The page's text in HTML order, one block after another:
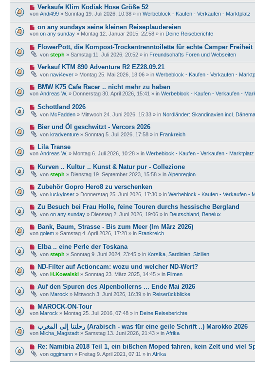
a
t
a
g
e
B
e
t
a
g
N
e
u
e
B
e
t
r
a
Verkaufe Klim Kodiak Hose Größe 52
von Andi499 » Sonntag 19. Juli 2026, 10:38 » in Werbeblock - Kaufen - Verkaufen - Marktplatz
N
e
u
e
B
e
t
r
a
g
on any sundays seine kleinen Reiseplaudereien
von on any sunday » Montag 12. Januar 2015, 22:58 » in Deine Reiseberichte
N
u
e
B
e
t
a
g
FlowerPott, die Kompost-Trockentrenntoilette für echte Camper Freiheit
von steph » Samstag 11. Juli 2026, 20:52 » in Freundschafts Foren und Webseiten
N
u
e
B
e
t
r
a
g
Verkauf KTM 890 Adventure R2 EZ28.09.21
von navi4ever » Montag 25. Mai 2026, 18:06 » in Werbeblock - Kaufen - Verkaufen -
N
e
u
e
B
e
t
r
a
g
BMW K75 Cafe Racer .. nicht mehr zu haben
von Andreas W. » Donnerstag 30. April 2026, 15:41 » in Werbeblock - Kaufen - Verkaufen -
N
u
e
B
e
t
a
g
Schottland 2026
von McFadden » Mittwoch 24. Juni 2026, 15:33 » in Nordländer: Skandinavien incl.
N
u
e
B
e
t
r
a
g
Bier und Öl geschwitzt - Vercors 2026
von kradventure » Sonntag 5. Juli 2026, 17:58 » in Frankreich
N
e
u
e
B
e
t
r
a
g
Lila Transe
von Andreas W. » Montag 6. Juli 2026, 10:28 » in Werbeblock - Kaufen - Verkaufen - Marktplatz
N
u
e
B
e
t
r
a
g
Kurven .. Kultur .. Kunst & Natur pur - Collezione
von steph » Dienstag 19. September 2023, 15:58 » in Alpenregion
N
u
e
B
e
t
a
g
Zubehör Gopro Hero8 zu verschenken
von luckyloser » Donnerstag 25. Juni 2026, 17:30 » in Werbeblock - Kaufen - Verkaufen -
N
u
e
B
e
t
r
a
g
Zu Besuch bei Frau Holle, feine Touren durchs hessische Bergland
von on any sunday » Dienstag 2. Juni 2026, 19:06 » in Deutschland, Benelux
N
e
u
e
B
e
t
r
a
g
Bank, Baum, Strasse - Bis zum Meer (Im März 2026)
von golem » Samstag 4. April 2026, 17:28 » in Frankreich
N
u
e
B
e
t
r
a
g
Elba .. eine Perle der Toskana
von steph » Sonntag 9. Juni 2024, 23:45 » in Korsika, Sardinien, Sizilien
N
u
e
B
e
t
a
g
ND-Filter auf Actioncam: wozu und welcher ND-Wert?
von H.Kowalski » Sonntag 23. März 2025, 14:45 » in Filmen
N
u
e
B
e
t
a
g
Auf den Spuren des Alpenbollerns ... Ende Mai 2026
von Marock » Mittwoch 3. Juni 2026, 16:39 » in Reiserückblicke
N
e
u
e
B
e
t
r
a
MAROCK-ON-Tour
von Marock » Montag 25. Juli 2016, 07:48 » in Deine Reiseberichte
N
e
u
e
B
e
رحلتنا إلى المغرب (Arabisch - was für eine geile Schrift ..) Marokko 2026
von Micha_Magstadt » Samstag 13. Juni 2026, 21:43 » in Afrika
N
u
e
Re: Namibia 2018 Teil 1, ein bißchen Moped fahren, kein Zelt und viel
von oggimann » Freitag 9. April 2021, 07:11 » in Afrika